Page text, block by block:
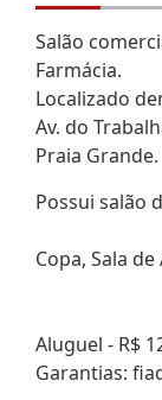
Salão
Farmácia.
Localizado
Av. do
Praia Grande.
Possui salão
Copa, Sala
Aluguel - R$
Garantias: